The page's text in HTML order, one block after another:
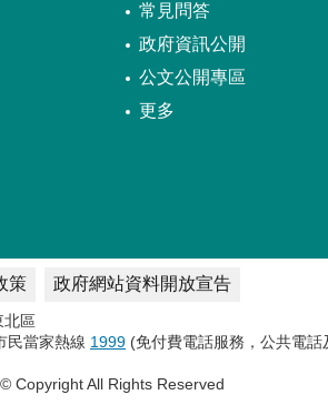
常見問答
政府資訊公開
公文公開專區
更多
策 政府網站資料開放宣告
北區
民當家熱線 1999 (免付費電話服務，公共電
Copyright All Rights Reserved